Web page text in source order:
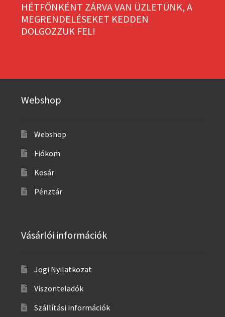
HÉTFŐNKÉNT ZÁRVA VAN ÜZLETÜNK, A
MEGRENDELÉSEKET KEDDEN
DOLGOZZUK FEL!
Webshop
Webshop
Fiókom
Kosár
Pénztár
Vásárlói információk
Jogi Nyilatkozat
Viszonteladók
Szállítási információk